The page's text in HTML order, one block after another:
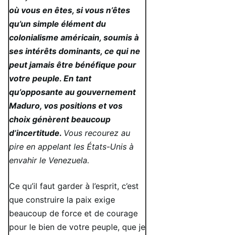
où vous en êtes, si vous n’êtes
qu’un simple élément du
colonialisme américain, soumis à
ses intérêts dominants, ce qui ne
peut jamais être bénéfique pour
votre peuple. En tant
qu’opposante au gouvernement
Maduro, vos positions et vos
choix génèrent beaucoup
d’incertitude. Vous recourez au
pire en appelant les États-Unis à
envahir le Venezuela.
Ce qu’il faut garder à l’esprit, c’est
que construire la paix exige
beaucoup de force et de courage
pour le bien de votre peuple, que je